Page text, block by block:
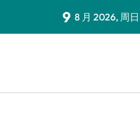
9 8 月 2026, 周日